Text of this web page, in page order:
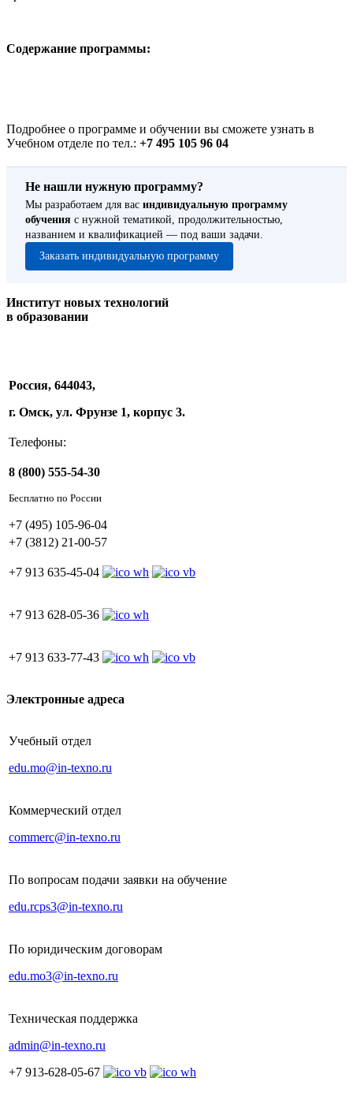
Содержание программы:
Подробнее о программе и обучении вы сможете узнать в
Учебном отделе по тел.: +7 495 105 96 04
Не нашли нужную программу?
Мы разработаем для вас индивидуальную программу
обучения с нужной тематикой, продолжительностью,
названием и квалификацией — под ваши задачи.
Заказать индивидуальную программу
Институт новых технологий
в образовании
Россия, 644043,
г. Омск, ул. Фрунзе 1, корпус 3.
Телефоны:
8 (800) 555-54-30
Бесплатно по России
+7 (495) 105-96-04
+7 (3812) 21-00-57
+7 913 635-45-04
+7 913 628-05-36
+7 913 633-77-43
Электронные адреса
Учебный отдел
edu.mo@in-texno.ru
Коммерческий отдел
commerc@in-texno.ru
По вопросам подачи заявки на обучение
edu.rcps3@in-texno.ru
По юридическим договорам
edu.mo3@in-texno.ru
Техническая поддержка
admin@in-texno.ru
+7 913-628-05-67